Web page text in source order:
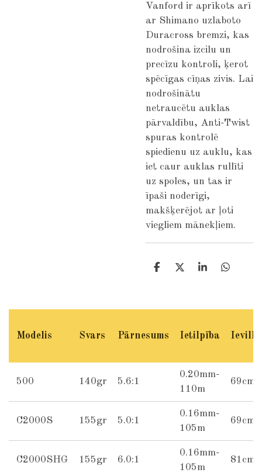
Vanford ir aprīkots arī
ar Shimano uzlaboto
Duracross bremzi, kas
nodrošina izcilu un
precīzu kontroli, ķerot
spēcīgas cīņas zivis. Lai
nodrošinātu
netraucētu auklas
pārvaldību, Anti-Twist
spuras kontrolē
spiedienu uz auklu, kas
iet caur auklas rullīti
uz spoles, un tas ir
īpaši noderīgi,
makšķerējot ar ļoti
viegliem mānekļiem.
S
S
S
S
Modelis Svars Pārnesums Ietilpība
500 140gr 5.6:1
0.20mm-
110m
69cm
C2000S 155gr 5.0:1
0.16mm-
105m
69cm
C2000SHG 155gr 6.0:1
0.16mm-
105m
81cm